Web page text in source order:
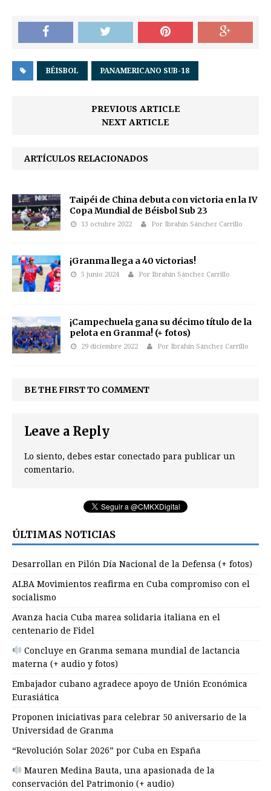
BÉISBOL PANAMERICANO SUB-18
PREVIOUS ARTICLE
NEXT ARTICLE
ARTÍCULOS RELACIONADOS
Taipéi de China debuta con victoria en la IV
Copa Mundial de Béisbol Sub 23
13 octubre 2022 Por Ibrahín Sánchez Carrillo
¡Granma llega a 40 victorias!
5 junio 2024 Por Ibrahín Sánchez Carrillo
¡Campechuela gana su décimo título de la
pelota en Granma! (+ fotos)
29 diciembre 2022 Por Ibrahín Sánchez Carrillo
BE THE FIRST TO COMMENT
Leave a Reply
Lo siento, debes estar conectado para publicar un
comentario.
ÚLTIMAS NOTICIAS
Desarrollan en Pilón Día Nacional de la Defensa (+ fotos)
ALBA Movimientos reafirma en Cuba compromiso con el
socialismo
Avanza hacia Cuba marea solidaria italiana en el
centenario de Fidel
Concluye en Granma semana mundial de lactancia
materna (+ audio y fotos)
Embajador cubano agradece apoyo de Unión Económica
Eurasiática
Proponen iniciativas para celebrar 50 aniversario de la
Universidad de Granma
“Revolución Solar 2026” por Cuba en España
Mauren Medina Bauta, una apasionada de la
conservación del Patrimonio (+ audio)